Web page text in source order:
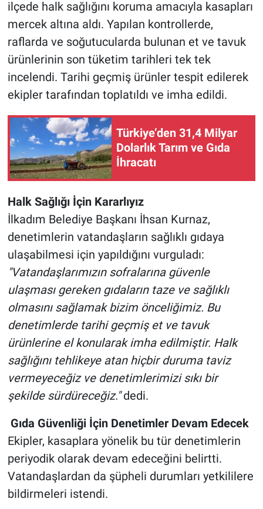
ilçede halk sağlığını koruma amacıyla kasapları
mercek altına aldı. Yapılan kontrollerde,
raflarda ve soğutucularda bulunan et ve tavuk
ürünlerinin son tüketim tarihleri tek tek
incelendi. Tarihi geçmiş ürünler tespit edilerek
ekipler tarafından toplatıldı ve imha edildi.
Türkiye’den 31,4 Milyar
Dolarlık Tarım ve Gıda
İhracatı
Halk Sağlığı İçin Kararlıyız
İlkadım Belediye Başkanı İhsan Kurnaz,
denetimlerin vatandaşların sağlıklı gıdaya
ulaşabilmesi için yapıldığını vurguladı:
"Vatandaşlarımızın sofralarına güvenle
ulaşması gereken gıdaların taze ve sağlıklı
olmasını sağlamak bizim önceliğimiz. Bu
denetimlerde tarihi geçmiş et ve tavuk
ürünlerine el konularak imha edilmiştir. Halk
sağlığını tehlikeye atan hiçbir duruma taviz
vermeyeceğiz ve denetimlerimizi sıkı bir
şekilde sürdüreceğiz."dedi.
Gıda Güvenliği İçin Denetimler Devam Edecek
Ekipler, kasaplara yönelik bu tür denetimlerin
periyodik olarak devam edeceğini belirtti.
Vatandaşlardan da şüpheli durumları yetkililere
bildirmeleri istendi.